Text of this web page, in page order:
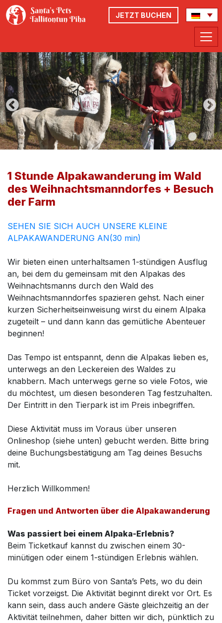
JETZT BUCHEN
1 Stunde Alpakawanderung im Wald
des Weihnachtsmanndorfes + Besuch
der Farm
SEHEN SIE SICH AUCH UNSERE KLEINE
ALPAKAWANDERUNG AN(30 min)
Wir bieten einen unterhaltsamen 1-stündigen Ausflug
an, bei dem du gemeinsam mit den Alpakas des
Weihnachtsmanns durch den Wald des
Weihnachtsmanndorfes spazieren gehst. Nach einer
kurzen Sicherheitseinweisung wirst du einem Alpaka
zugeteilt – und dann kann das gemütliche Abenteuer
beginnen!
Das Tempo ist entspannt, denn die Alpakas lieben es,
unterwegs an den Leckereien des Waldes zu
knabbern. Mach unterwegs gerne so viele Fotos, wie
du möchtest, um diesen besonderen Tag festzuhalten.
Der Eintritt in den Tierpark ist im Preis inbegriffen.
Diese Aktivität muss im Voraus über unseren
Onlineshop (siehe unten) gebucht werden. Bitte bring
deine Buchungsbestätigung am Tag deines Besuchs
mit.
Herzlich Willkommen!
Fragen und Antworten über die Alpakawanderung
Was passiert bei einem Alpaka-Erlebnis?
Beim Ticketkauf kannst du zwischen einem 30-
minütigen oder einem 1-stündigen Erlebnis wählen.
Du kommst zum Büro von Santa’s Pets, wo du dein
Ticket vorzeigst. Die Aktivität beginnt direkt vor Ort. Es
kann sein, dass auch andere Gäste gleichzeitig an der
Aktivität teilnehmen, daher bitten wir dich, pünktlich zu